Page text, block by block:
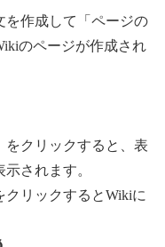
を作成して「ページの
のページが作成され
をクリックすると、表
されます。
リックするとWikiに